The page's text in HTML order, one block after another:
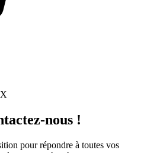
nous !
pour répondre à toutes vos